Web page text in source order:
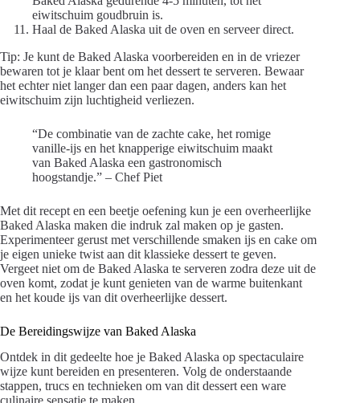
eiwitschuim goudbruin is.
Haal de Baked Alaska uit de oven en serveer direct.
Tip: Je kunt de Baked Alaska voorbereiden en in de vriezer
bewaren tot je klaar bent om het dessert te serveren. Bewaar
het echter niet langer dan een paar dagen, anders kan het
eiwitschuim zijn luchtigheid verliezen.
“De combinatie van de zachte cake, het romige
vanille-ijs en het knapperige eiwitschuim maakt
van Baked Alaska een gastronomisch
hoogstandje.” – Chef Piet
Met dit recept en een beetje oefening kun je een overheerlijke
Baked Alaska maken die indruk zal maken op je gasten.
Experimenteer gerust met verschillende smaken ijs en cake om
je eigen unieke twist aan dit klassieke dessert te geven.
Vergeet niet om de Baked Alaska te serveren zodra deze uit de
oven komt, zodat je kunt genieten van de warme buitenkant
en het koude ijs van dit overheerlijke dessert.
De Bereidingswijze van Baked Alaska
Ontdek in dit gedeelte hoe je Baked Alaska op spectaculaire
wijze kunt bereiden en presenteren. Volg de onderstaande
stappen, trucs en technieken om van dit dessert een ware